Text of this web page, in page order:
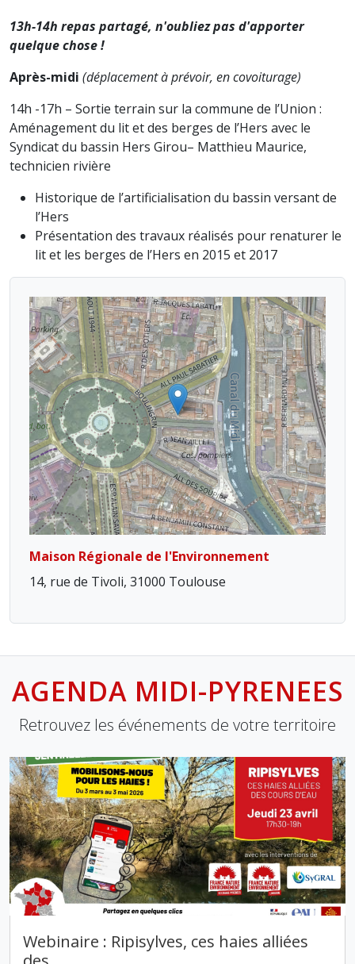
13h-14h repas partagé, n'oubliez pas d'apporter
quelque chose !
Après-midi (déplacement à prévoir, en covoiturage)
14h -17h – Sortie terrain sur la commune de l’Union :
Aménagement du lit et des berges de l’Hers avec le
Syndicat du bassin Hers Girou– Matthieu Maurice,
technicien rivière
Historique de l’artificialisation du bassin versant de
l’Hers
Présentation des travaux réalisés pour renaturer le
lit et les berges de l’Hers en 2015 et 2017
Maison Régionale de l'Environnement
14, rue de Tivoli, 31000 Toulouse
AGENDA MIDI-PYRENEES
Retrouvez les événements de votre territoire
Webinaire : Ripisylves, ces haies alliées